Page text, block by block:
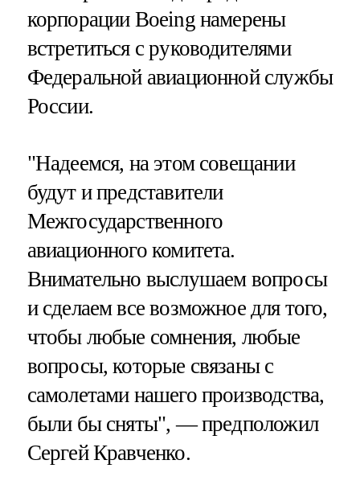
корпорации Boeing намерены
встретиться с руководителями
Федеральной авиационной службы
России.
"Надеемся, на этом совещании
будут и представители
Межгосударственного
авиационного комитета.
Внимательно выслушаем вопросы
и сделаем все возможное для того,
чтобы любые сомнения, любые
вопросы, которые связаны с
самолетами нашего производства,
были бы сняты", — предположил
Сергей Кравченко.